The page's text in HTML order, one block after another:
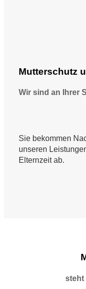
Mutterschutz
Wir sind an Ihrer
Sie bekommen
unseren
Elternzeit ab.
steht